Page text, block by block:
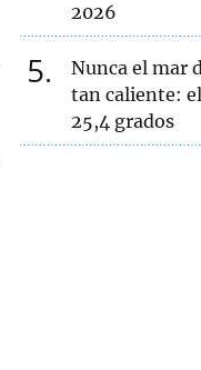
2026
5
Nunca el mar
tan caliente:
25,4 grados